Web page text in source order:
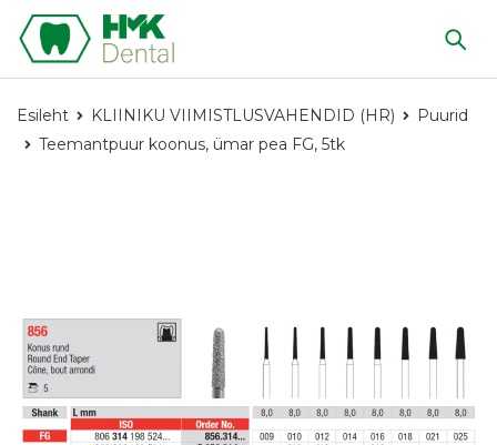
Esileht KLIINIKU VIIMISTLUSVAHENDID (HR)
Puurid
Teemantpuur koonus, ümar pea FG, 5tk